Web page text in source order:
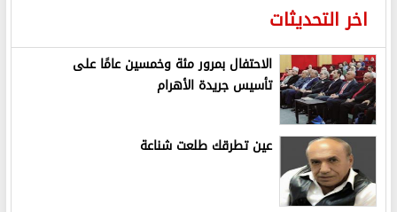
اخر التحديثات
الاحتفال بمرور مئة وخمسين عامًا على
تأسيس جريدة الأهرام
عين تطرقك طلعت شناعة